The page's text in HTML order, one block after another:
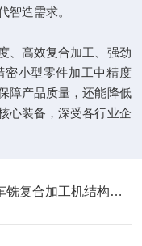
智造需求。
高效复合加工、强劲
密小型零件加工中精度
障产品质量，还能降低
心装备，深受各行业企
一文了解双刀塔双主轴车铣复合加工机结构与加工优势解析